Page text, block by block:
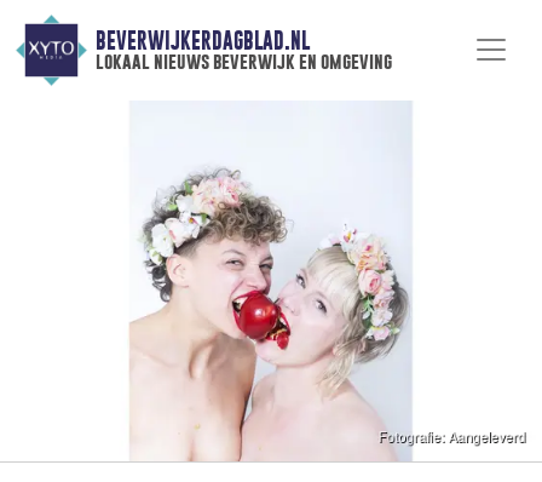
BEVERWIJKERDAGBLAD.NL
lokaal nieuws beverwijk en omgeving